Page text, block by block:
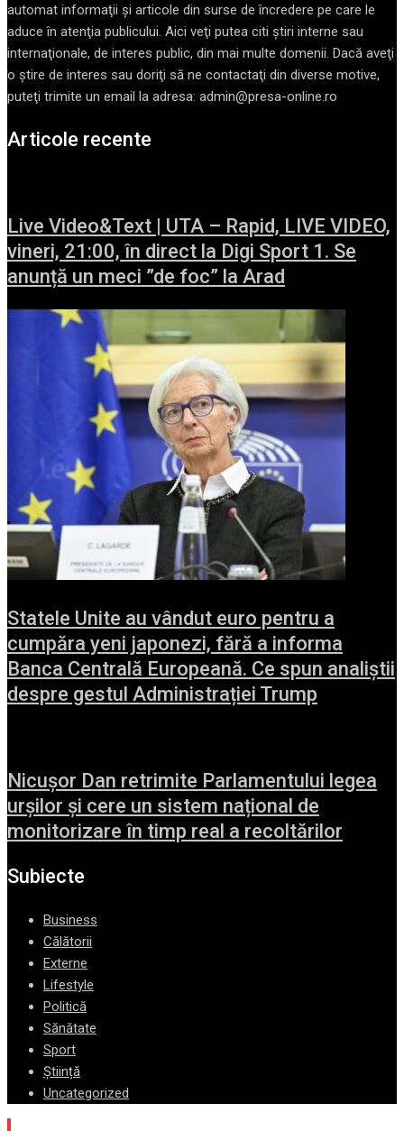
automat informaţii şi articole din surse de încredere pe care le
aduce în atenţia publicului. Aici veţi putea citi ştiri interne sau
internaţionale, de interes public, din mai multe domenii. Dacă aveţi
o ştire de interes sau doriţi să ne contactaţi din diverse motive,
puteţi trimite un email la adresa: admin@presa-online.ro
Articole recente
Live Video&Text | UTA – Rapid, LIVE VIDEO,
vineri, 21:00, în direct la Digi Sport 1. Se
anunță un meci ”de foc” la Arad
Statele Unite au vândut euro pentru a
cumpăra yeni japonezi, fără a informa
Banca Centrală Europeană. Ce spun analiștii
despre gestul Administrației Trump
Nicușor Dan retrimite Parlamentului legea
urșilor și cere un sistem național de
monitorizare în timp real a recoltărilor
Subiecte
Business
Călătorii
Externe
Lifestyle
Politică
Sănătate
Sport
Știință
Uncategorized